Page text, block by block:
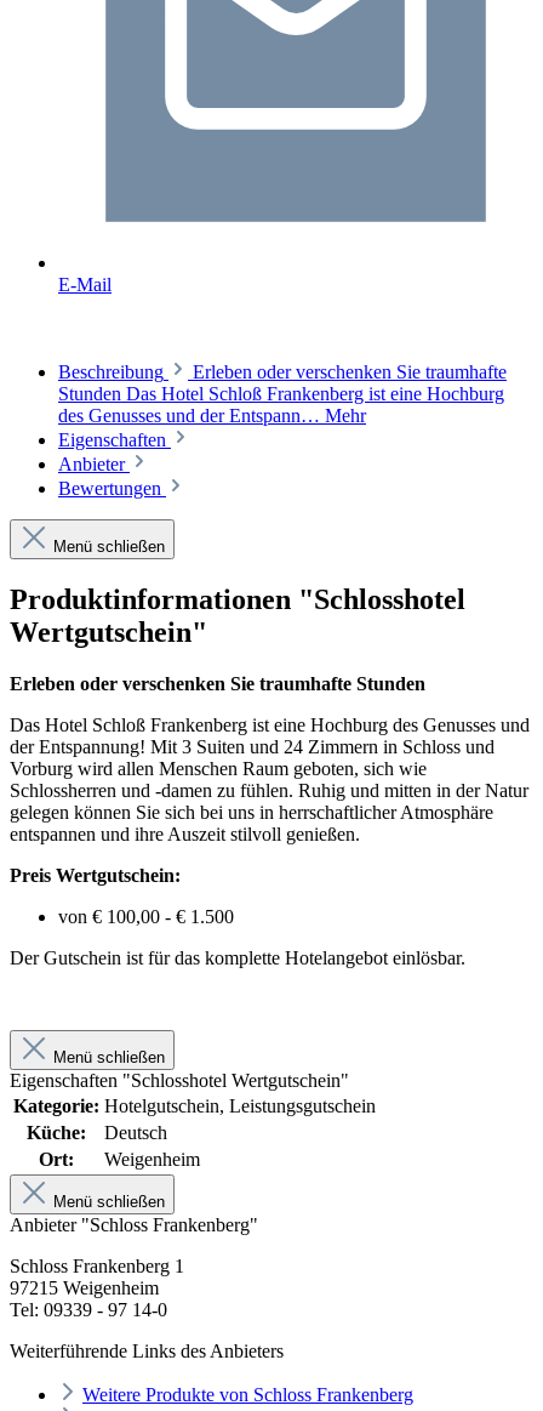
E-Mail
Beschreibung
Erleben oder verschenken Sie traumhafte
Stunden Das Hotel Schloß Frankenberg ist eine Hochburg
des Genusses und der Entspann… Mehr
Eigenschaften
Anbieter
Bewertungen
Menü schließen
Produktinformationen "Schlosshotel
Wertgutschein"
Erleben oder verschenken Sie traumhafte Stunden
Das Hotel Schloß Frankenberg ist eine Hochburg des Genusses und
der Entspannung! Mit 3 Suiten und 24 Zimmern in Schloss und
Vorburg wird allen Menschen Raum geboten, sich wie
Schlossherren und -damen zu fühlen. Ruhig und mitten in der Natur
gelegen können Sie sich bei uns in herrschaftlicher Atmosphäre
entspannen und ihre Auszeit stilvoll genießen.
Preis Wertgutschein:
von € 100,00 - € 1.500
Der Gutschein ist für das komplette Hotelangebot einlösbar.
Menü schließen
Eigenschaften "Schlosshotel Wertgutschein"
Kategorie: Hotelgutschein, Leistungsgutschein
Küche:
Deutsch
Ort:
Weigenheim
Menü schließen
Anbieter "Schloss Frankenberg"
Schloss Frankenberg 1
97215 Weigenheim
Tel: 09339 - 97 14-0
Weiterführende Links des Anbieters
Weitere Produkte von Schloss Frankenberg